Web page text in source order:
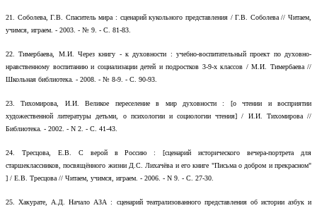
21.
Соболева, Г.В. Спаситель мира : сценарий кукольного представления / Г.В. Соболева // Читаем,
учимся, играем. - 2003. - № 9. - С. 81-83.
22.
Тимербаева, М.И. Через книгу - к духовности : учебно-воспитательный проект по духовно-
нравственному воспитанию и социализации детей и подростков 3-9-х классов / М.И. Тимербаева //
Школьная библиотека. - 2008. - № 8-9. - С. 90-93.
23.
Тихомирова, И.И. Великое переселение в мир духовности : [о чтении и восприятии
художественной литературы детьми, о психологии и социологии чтения] / И.И. Тихомирова //
Библиотека. - 2002. - N 2. - С. 41-43.
24.
Тресцова, Е.В. С верой в Россию : [сценарий исторического вечера-портрета для
старшеклассников, посвящённого жизни Д.С. Лихачёва и его книге "Письма о добром и прекрасном"
] / Е.В. Тресцова // Читаем, учимся, играем. - 2006. - N 9. - С. 27-30.
25.
Хакурате, А.Д. Начало АЗА : сценарий театрализованного представления об истории азбук и